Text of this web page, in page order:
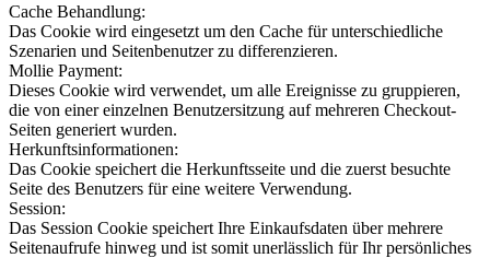
Cache Behandlung:
Das Cookie wird eingesetzt um den Cache für unterschiedliche
Szenarien und Seitenbenutzer zu differenzieren.
Mollie Payment:
Dieses Cookie wird verwendet, um alle Ereignisse zu gruppieren,
die von einer einzelnen Benutzersitzung auf mehreren Checkout-
Seiten generiert wurden.
Herkunftsinformationen:
Das Cookie speichert die Herkunftsseite und die zuerst besuchte
Seite des Benutzers für eine weitere Verwendung.
Session:
Das Session Cookie speichert Ihre Einkaufsdaten über mehrere
Seitenaufrufe hinweg und ist somit unerlässlich für Ihr persönliches